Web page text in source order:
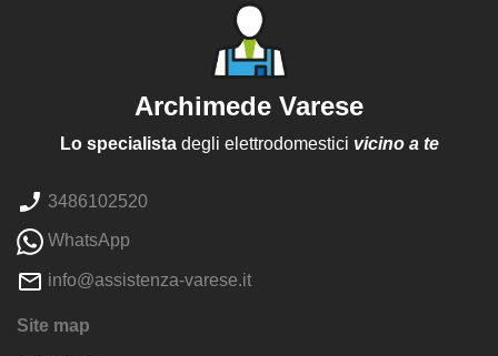
Archimede Varese
Lo specialistadegli elettrodomestici vicino a te
3486102520
WhatsApp
info@assistenza-varese.it
Site map